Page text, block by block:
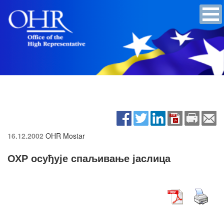
16.12.2002 OHR Mostar
ОХР осуђује спаљивање јаслица